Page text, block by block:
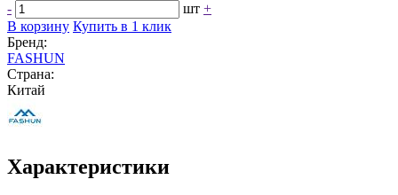
-
шт +
В корзину Купить в 1 клик
Бренд:
FASHUN
Страна:
Китай
Характеристики